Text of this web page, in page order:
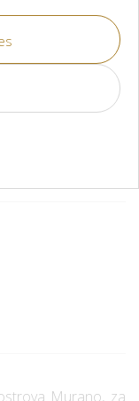
Murano, za